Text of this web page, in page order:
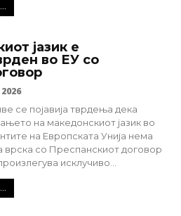
јазик е
во ЕУ со
се појавија тврдења дека
на македонскиот јазик во
на Европската Унија нема
врска со Преспанскиот договор
исклучиво...